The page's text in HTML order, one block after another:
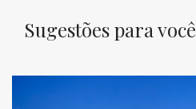
Sugestões para você